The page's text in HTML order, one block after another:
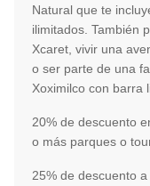
Natural que te
ilimitados. También
Xcaret, vivir una
o ser parte de una
Xoximilco con barra
20% de descuento
o más parques o
25% de descuento